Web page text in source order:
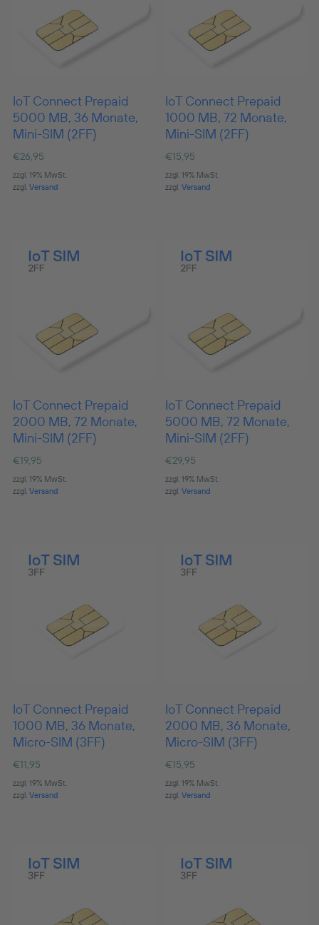
IoT Connect Prepaid
5000 MB, 36 Monate,
Mini-SIM (2FF)
€26,95
zzgl. 19% MwSt.
zzgl. Versand
IoT Connect Prepaid
1000 MB, 72 Monate,
Mini-SIM (2FF)
€15,95
zzgl. 19% MwSt.
zzgl.Versand
IoT Connect Prepaid
2000 MB, 72 Monate,
Mini-SIM (2FF)
€19,95
zzgl. 19% MwSt.
zzgl. Versand
IoT Connect Prepaid
5000 MB, 72 Monate,
Mini-SIM (2FF)
€29,95
zzgl. 19% MwSt.
zzgl.Versand
IoT Connect Prepaid
1000 MB, 36 Monate,
Micro-SIM (3FF)
€11,95
zzgl. 19% MwSt.
zzgl. Versand
IoT Connect Prepaid
2000 MB, 36 Monate,
Micro-SIM (3FF)
€15,95
zzgl. 19% MwSt.
zzgl.Versand